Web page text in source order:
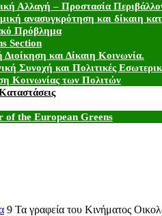
Αλλαγή – Προστασία
ανασυγκρότηση και δίκαιη
Πρόβλημα
Section
και Δίκαιη Κοινωνία.
Συνοχή και Πολιτικές
Κοινωνίας των Πολιτών
of the European Greens
9 Τα γραφεία του Κινήματος